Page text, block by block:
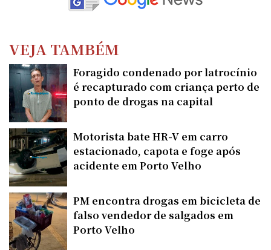
VEJA TAMBÉM
Foragido condenado por latrocínio
é recapturado com criança perto de
ponto de drogas na capital
Motorista bate HR-V em carro
estacionado, capota e foge após
acidente em Porto Velho
PM encontra drogas em bicicleta de
falso vendedor de salgados em
Porto Velho